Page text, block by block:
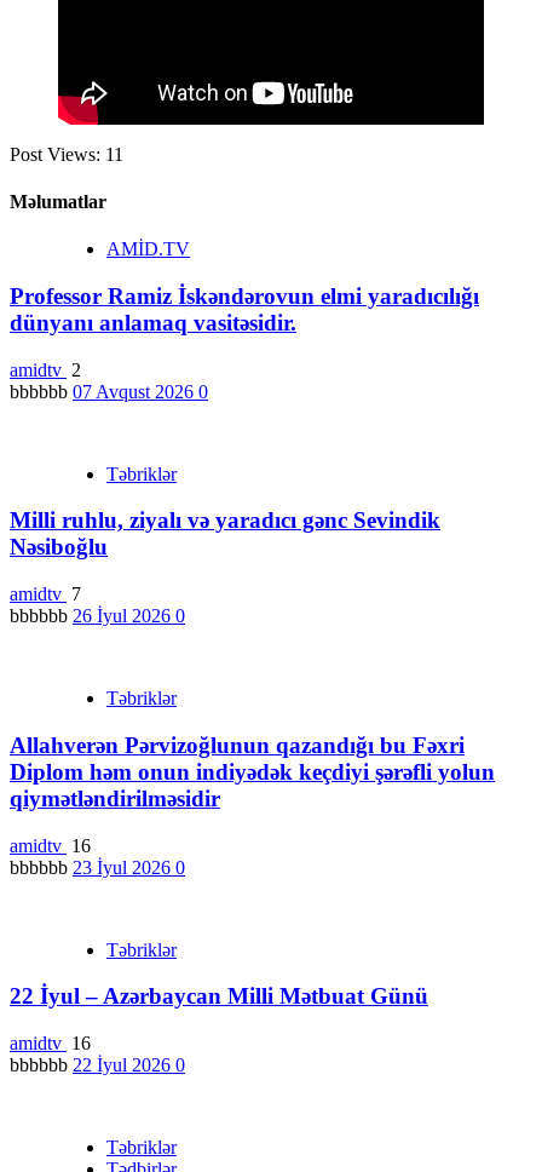
Post Views: 11
Məlumatlar
AMİD.TV
Professor Ramiz İskəndərovun elmi yaradıcılığı
dünyanı anlamaq vasitəsidir.
amidtv 2
bbbbbb 07 Avqust 2026 0
Təbriklər
Milli ruhlu, ziyalı və yaradıcı gənc Sevindik
Nəsiboğlu
amidtv 7
bbbbbb 26 İyul 2026 0
Təbriklər
Allahverən Pərvizoğlunun qazandığı bu Fəxri
Diplom həm onun indiyədək keçdiyi şərəfli yolun
qiymətləndirilməsidir
amidtv 16
bbbbbb 23 İyul 2026 0
Təbriklər
22 İyul – Azərbaycan Milli Mətbuat Günü
amidtv 16
bbbbbb 22 İyul 2026 0
Təbriklər